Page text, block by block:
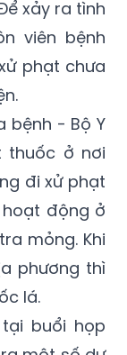
phạt chưa
bệnh - Bộ Y
ở nơi
đi xử phạt
động ở
mỏng. Khi
phương thì
lá.
buổi họp
một số dự
quản lý